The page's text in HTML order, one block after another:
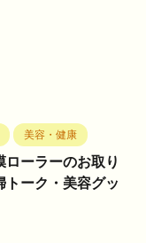
美容・健康
ローラーのお取り
ーク・美容グッ